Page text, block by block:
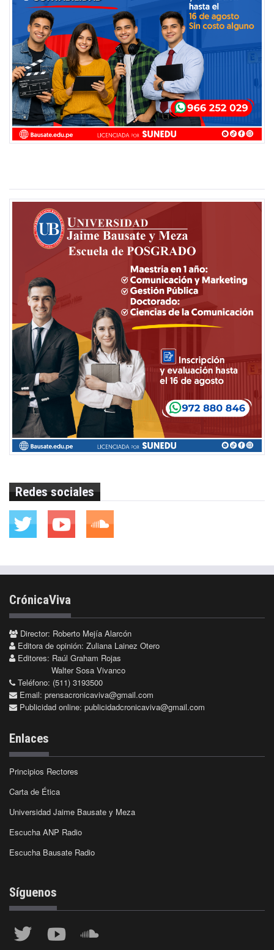
Redes sociales
CrónicaViva
Director: Roberto Mejía Alarcón
Editora de opinión: Zuliana Lainez Otero
Editores: Raúl Graham Rojas
Walter Sosa Vivanco
Teléfono: (511) 3193500
Email: prensacronicaviva@gmail.com
Publicidad online: publicidadcronicaviva@gmail.com
Enlaces
Principios Rectores
Carta de Ética
Universidad Jaime Bausate y Meza
Escucha ANP Radio
Escucha Bausate Radio
Síguenos